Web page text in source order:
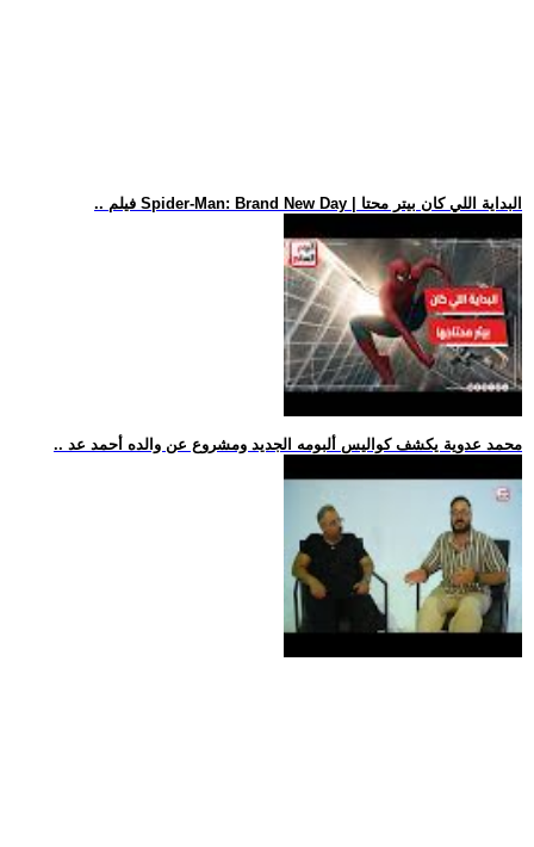
.. فيلم Spider-Man: Brand New Day | البداية اللي كان بيتر محتا
.. محمد عدوية يكشف كواليس ألبومه الجديد ومشروع عن والده أحمد عد